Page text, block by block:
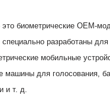
биометрические OEM-
разработаны для
мобильные
машины для голосования,
и т. д.